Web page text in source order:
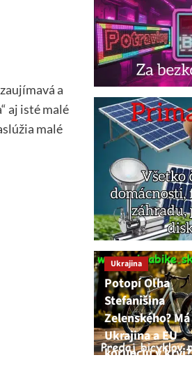
a
aj isté malé
malé
Ukrajina
Potopí Oľha
Stefanišina
Zelenského? Má
Ukrajina a EU
korupciu v krvi?